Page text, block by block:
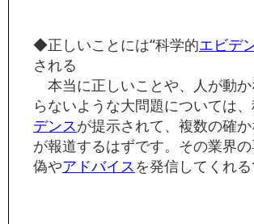
◆正しいことには“科学的エビデ
される
本当に正しいことや、人が動
らないような大問題については
デンスが提示されて、複数の確
が報道するはずです。その業界
偽やアドバイス を発信してくれる